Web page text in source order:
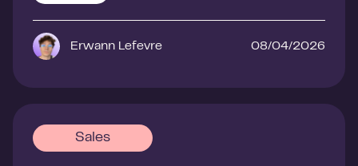
Erwann Lefevre 08/04/2026
Sales